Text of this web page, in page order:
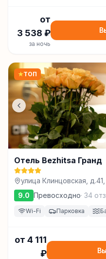
от
3 538 ₽
за ночь
★ТОП
Отель Bezhitsa Гранд
улица Клинцовская,
9.0 Превосходно· 34
Wi-Fi Парковка
от4 111
₽